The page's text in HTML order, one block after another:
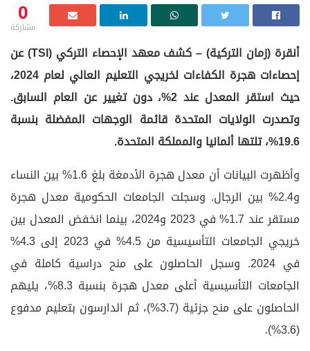
0
مشاركة
أنقرة (زمان التركية) – كشف معهد الإحصاء التركي (TSI) عن
إحصاءات هجرة الكفاءات لخريجي التعليم العالي لعام 2024،
حيث استقر المعدل عند 2%، دون تغيير عن العام السابق.
وتصدرت الولايات المتحدة قائمة الوجهات المفضلة بنسبة
19.6%، تلتها ألمانيا والمملكة المتحدة.
وأظهرت البيانات أن معدل هجرة الأدمغة بلغ 1.6% بين النساء
و2.4% بين الرجال. وسجلت الجامعات الحكومية معدل هجرة
مستقر عند 1.7% في 2023 و2024، بينما انخفض المعدل بين
خريجي الجامعات التأسيسية من 4.5% في 2023 إلى 4.3%
في 2024. وسجل الحاصلون على منح دراسية كاملة في
الجامعات التأسيسية أعلى معدل هجرة بنسبة 8.3%، يليهم
الحاصلون على منح جزئية (3.7%)، ثم الدارسون بتعليم مدفوع
(3.6%).